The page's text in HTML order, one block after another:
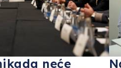
neće